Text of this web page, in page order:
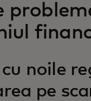
noile
pe